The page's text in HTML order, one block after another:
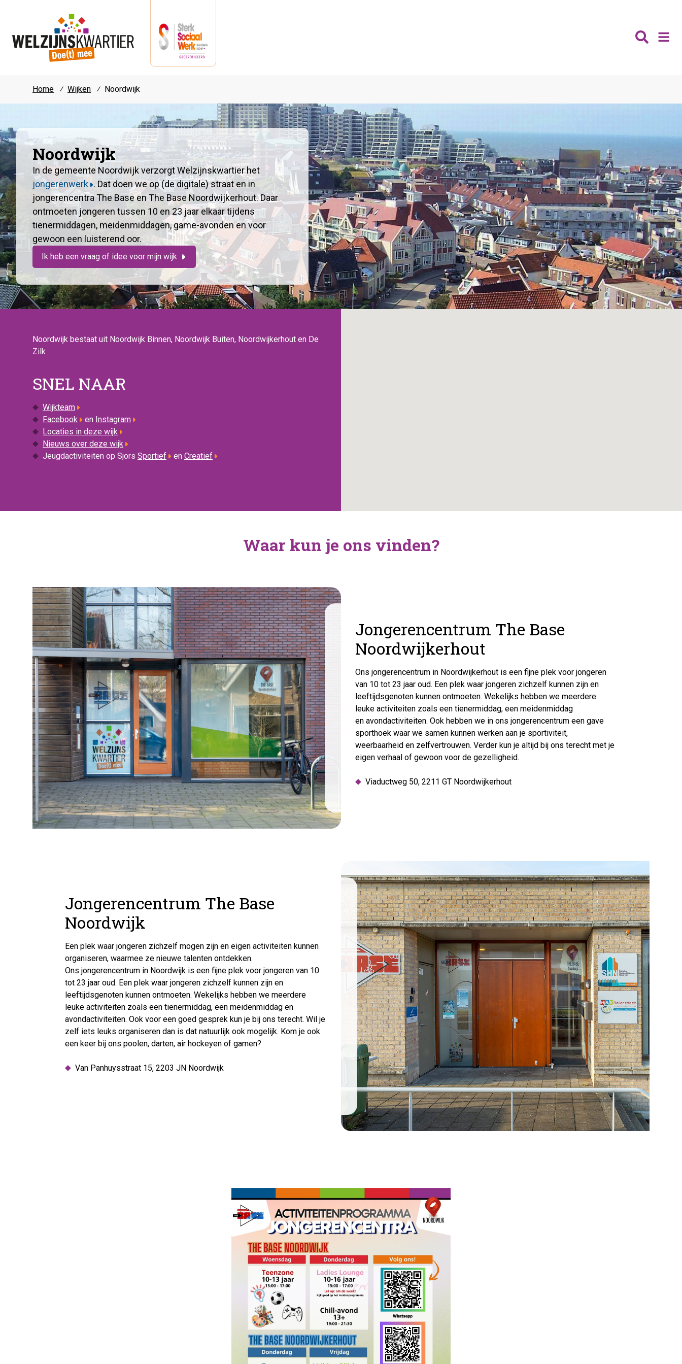
Wijken
Noordwijk
Hillegom
Lisse
Teylingen
Ontmoeten
Jongeren
Vrijwilligers
Fit & vitaal
Mantelzorg
Verhuur
Contact
Home ⁄ Wijken ⁄ Noordwijk
Noordwijk
In de gemeente Noordwijk verzorgt Welzijnskwartier het
jongerenwerk . Dat doen we op (de digitale) straat en in
jongerencentra The Base en The Base Noordwijkerhout. Daar
ontmoeten jongeren tussen 10 en 23 jaar elkaar tijdens
tienermiddagen, meidenmiddagen, game-avonden en voor
gewoon een luisterend oor.
Ik heb een vraag of idee voor mijn wijk
Noordwijk bestaat uit Noordwijk Binnen, Noordwijk Buiten, Noordwijkerhout en De
Zilk
SNEL NAAR
Wijkteam
Facebook
en Instagram
Locaties in deze wijk
Nieuws over deze wijk
Jeugdactiviteiten op Sjors Sportief en Creatief
Waar kun je ons vinden?
Jongerencentrum The Base
Noordwijkerhout
Ons jongerencentrum in Noordwijkerhout is een fijne plek voor jongeren
van 10 tot 23 jaar oud. Een plek waar jongeren zichzelf kunnen zijn en
leeftijdsgenoten kunnen ontmoeten. Wekelijks hebben we meerdere
leuke activiteiten zoals een tienermiddag, een meidenmiddag
en avondactiviteiten. Ook hebben we in ons jongerencentrum een gave
sporthoek waar we samen kunnen werken aan je sportiviteit,
weerbaarheid en zelfvertrouwen. Verder kun je altijd bij ons terecht met je
eigen verhaal of gewoon voor de gezelligheid.
Viaductweg 50, 2211 GT Noordwijkerhout
Jongerencentrum The Base
Noordwijk
Een plek waar jongeren zichzelf mogen zijn en eigen activiteiten kunnen
organiseren, waarmee ze nieuwe talenten ontdekken.
Ons jongerencentrum in Noordwijk is een fijne plek voor jongeren van 10
tot 23 jaar oud. Een plek waar jongeren zichzelf kunnen zijn en
leeftijdsgenoten kunnen ontmoeten. Wekelijks hebben we meerdere
leuke activiteiten zoals een tienermiddag, een meidenmiddag en
avondactiviteiten. Ook voor een goed gesprek kun je bij ons terecht. Wil je
zelf iets leuks organiseren dan is dat natuurlijk ook mogelijk. Kom je ook
een keer bij ons poolen, darten, air hockeyen of gamen?
Van Panhuysstraat 15, 2203 JN Noordwijk